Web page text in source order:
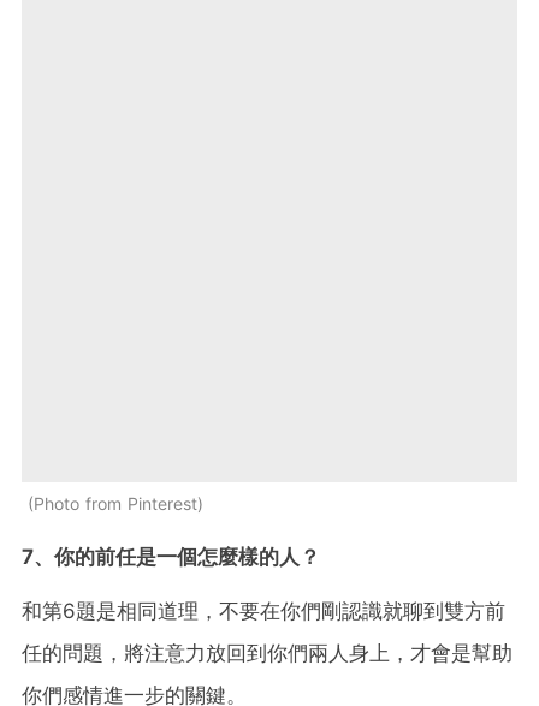
Photo from Pinterest
7、你的前任是一個怎麼樣的人？
和第6題是相同道理，不要在你們剛認識就聊到雙方前
任的問題，將注意力放回到你們兩人身上，才會是幫助
你們感情進一步的關鍵。